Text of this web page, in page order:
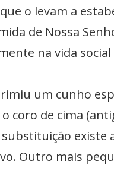
o levam a
de Nossa
na vida
um cunho
coro de cima
Outro mais